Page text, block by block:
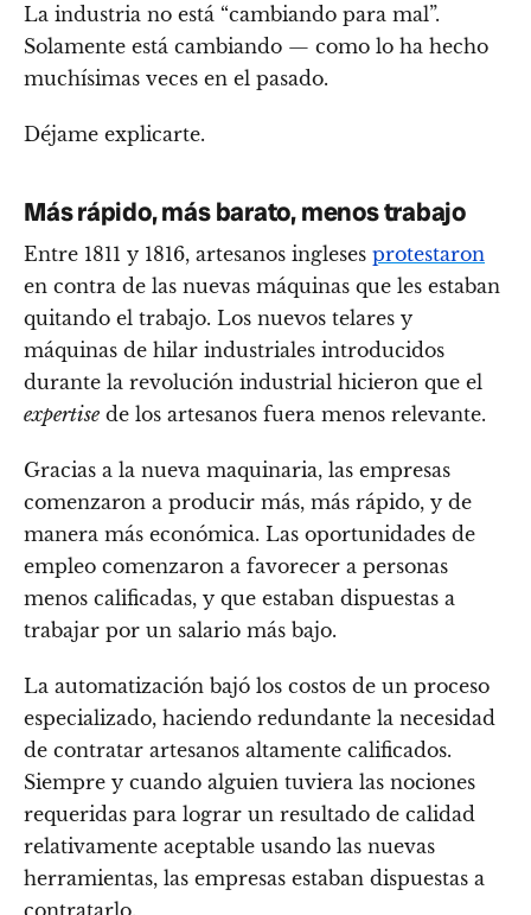
La industria no está “cambiando para mal”.
Solamente está cambiando — como lo ha hecho
muchísimas veces en el pasado.
Déjame explicarte.
Más rápido, más barato, menos trabajo
Entre 1811 y 1816, artesanos ingleses protestaron
en contra de las nuevas máquinas que les estaban
quitando el trabajo. Los nuevos telares y
máquinas de hilar industriales introducidos
durante la revolución industrial hicieron que el
expertise de los artesanos fuera menos relevante.
Gracias a la nueva maquinaria, las empresas
comenzaron a producir más, más rápido, y de
manera más económica. Las oportunidades de
empleo comenzaron a favorecer a personas
menos calificadas, y que estaban dispuestas a
trabajar por un salario más bajo.
La automatización bajó los costos de un proceso
especializado, haciendo redundante la necesidad
de contratar artesanos altamente calificados.
Siempre y cuando alguien tuviera las nociones
requeridas para lograr un resultado de calidad
relativamente aceptable usando las nuevas
herramientas, las empresas estaban dispuestas a